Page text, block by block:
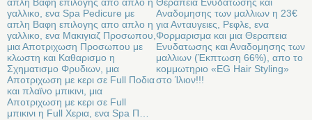
απλη Βαφη επιλογης απο απλο η
γαλλικο, ενα Spa Pedicure με
απλη Βαφη επιλογης απο απλο η
γαλλικο, ενα Μακιγιαζ Προσωπου,
μια Αποτριχωση Προσωπου με
κλωστη και Καθαρισμο η
Σχηματισμο Φρυδιων, μια
Αποτριχωση με κερι σε Full Ποδια
και πλαϊνο μπικινι, μια
Αποτριχωση με κερι σε Full
μπικινι η Full Χερια, ενα Spa Π…
Θεραπεια Ενυδατωσης και
Αναδομησης των μαλλιων η 23€
για Ανταυγειες, Ρεφλε, ενα
Φορμαρισμα και μια Θεραπεια
Ενυδατωσης και Αναδομησης των
μαλλιων (Έκπτωση 66%), απο το
κομμωτηριο «EG Hair Styling»
στο Ίλιον!!!